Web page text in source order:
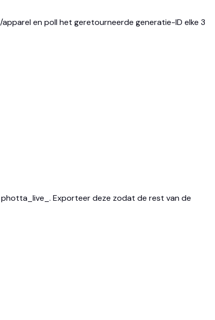
apparel en poll het geretourneerde generatie-ID elke 3
Exporteer deze zodat de rest van de